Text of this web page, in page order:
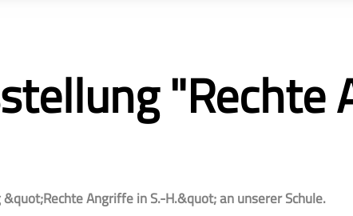
"Rechte
Angriffe in S.-H.&quot; an unserer Schule.